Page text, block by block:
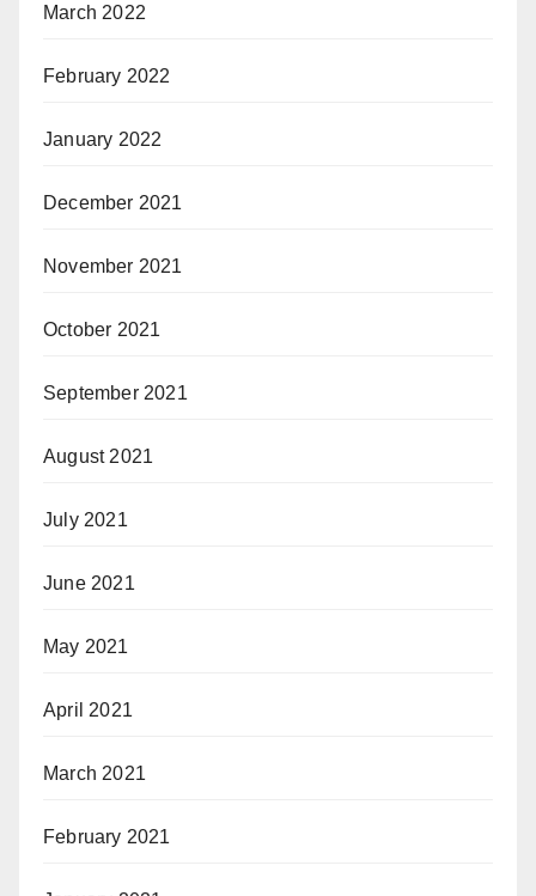
March 2022
February 2022
January 2022
December 2021
November 2021
October 2021
September 2021
August 2021
July 2021
June 2021
May 2021
April 2021
March 2021
February 2021